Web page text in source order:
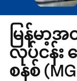
မြန်မာ့
လုပ်ငန်း
စနစ်